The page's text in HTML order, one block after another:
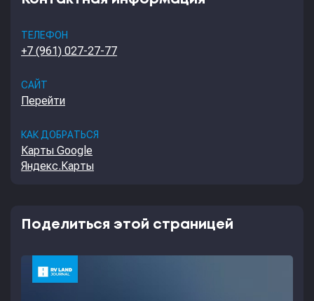
ТЕЛЕФОН
+7 (961) 027-27-77
САЙТ
Перейти
КАК ДОБРАТЬСЯ
Карты Google
Яндекс.Карты
Поделиться этой страницей